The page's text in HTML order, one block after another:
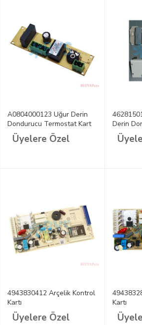
A0804000123 Uğur Derin
Dondurucu Termostat Kart
Üyelere Özel
Derin
El)
4943830412 Arçelik Kontrol
Kartı
Üyelere Özel
Kartı